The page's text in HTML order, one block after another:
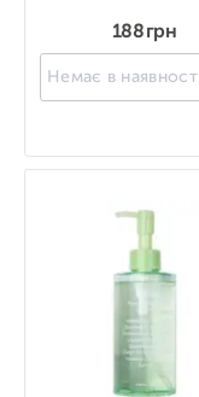
188 грн
Немає в наявності